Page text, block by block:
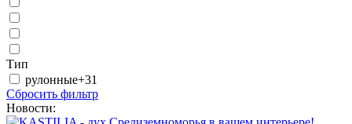
Тип
рулонные+31
Сбросить фильтр
Новости: